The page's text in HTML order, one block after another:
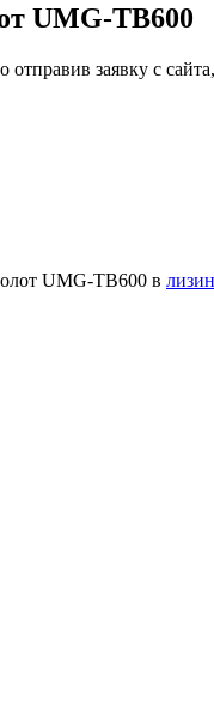
UMG-TB600
заявку с
UMG-TB600 в